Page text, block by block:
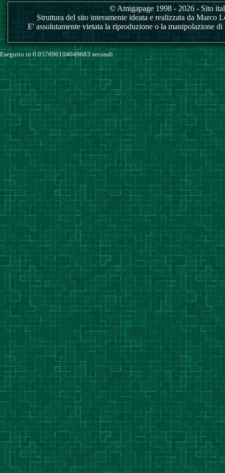
© Amigapage 1998 - 2026 - Sito
Struttura del sito interamente ideata e realizzata da
E' assolutamente vietata la riproduzione o la manipolazione
Eseguito in 0.057696104049683 secondi